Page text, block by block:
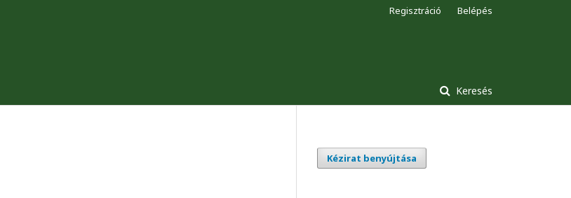
Keresés
Regisztráció Belépés
Kézirat benyújtása